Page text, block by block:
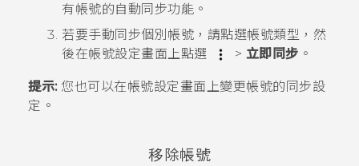
有帳號的自動同步功能。
若要手動同步個別帳號，請點選帳號類型，然
後在帳號設定畫面上點選 > 立即同步 。
提示:您也可以在帳號設定 畫面上變更帳號的同步設
定。
移除帳號